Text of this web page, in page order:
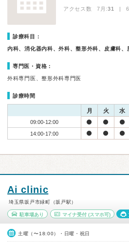
アクセス数 7月:31 | 6
診療科目：
内科、消化器内科、外科、整形外科、皮膚科、
専門医・資格：
外科専門医、整形外科専門医
診療時間
月 火 水
09:00-12:00
14:00-17:00
Ai clinic
埼玉県坂戸市緑町（坂戸駅）
駐車場あり マイナ受付(スマホ可)
土曜（〜18:00）・日曜・祝日